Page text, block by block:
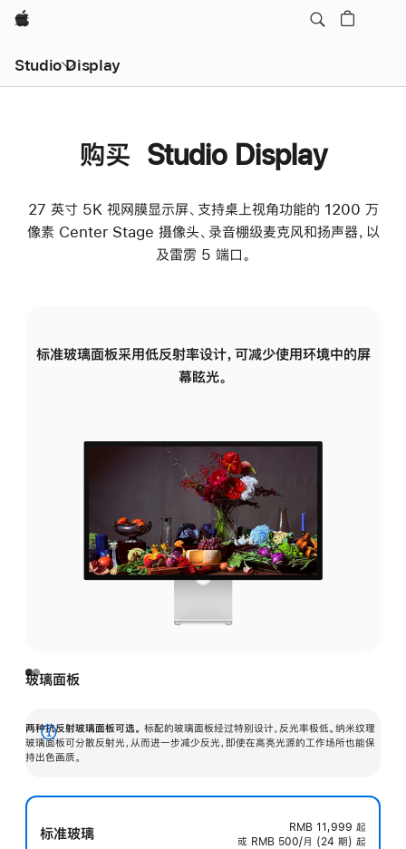
Apple
Studio Display
购买 Studio Display
27 英寸 5K 视网膜显示屏、支持桌上视角功能的 1200 万
像素 Center Stage 摄像头、录音棚级麦克风和扬声器，以
及雷雳 5 端口。
标准玻璃面板采用低反射率设计，可减少使用环境中的屏
幕眩光。
玻璃面板
两种抗反射玻璃面板可选。 标配的玻璃面板经过特别设计，反光率极低。纳米纹理
玻璃面板可分散反射光，从而进一步减少反光，即使在高亮光源的工作场所也能保
持出色画质。
展
开
标准玻璃 RMB 11,999 起
或 RMB 500/月 (24 期) 起